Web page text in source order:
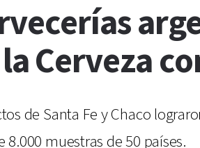
Cerveza
de Santa Fe y Chaco
8.000 muestras de 50 países.